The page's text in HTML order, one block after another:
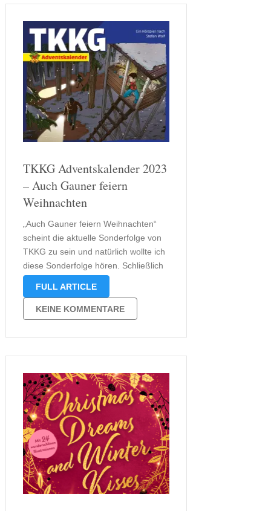
TKKG Adventskalender 2023
– Auch Gauner feiern
Weihnachten
„Auch Gauner feiern Weihnachten“
scheint die aktuelle Sonderfolge von
TKKG zu sein und natürlich wollte ich
diese Sonderfolge hören. Schließlich
gefielen mir „TKKG Adventskalender
Weihnachtsmenü“, „TKKG – Morgen
kommt das Weihnachtsgrauen“ und
„TKKG Adventskalender 2021 –
FULL ARTICLE
KEINE KOMMENTARE